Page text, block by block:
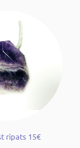
ripats 15€